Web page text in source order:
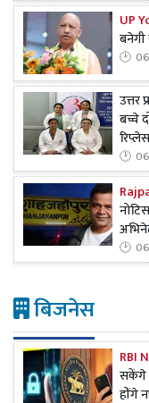
UP
बनेगी
उत्तर
बच्चे
बिजनेस
RBI
सकेंगे
होंगे